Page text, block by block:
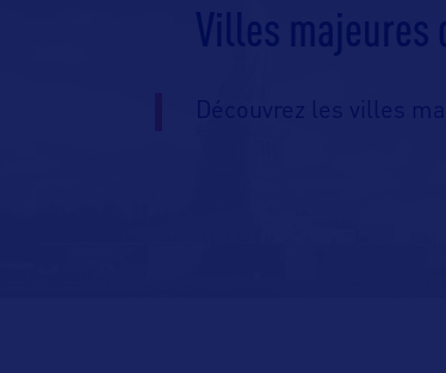
Villes majeures
Découvrez les villes